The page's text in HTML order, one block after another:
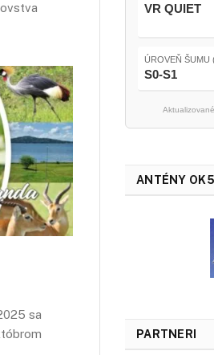
sa
VR QUIET
ÚROVEŇ ŠUMU
S0-S1
ANTÉNY
PARTNERI